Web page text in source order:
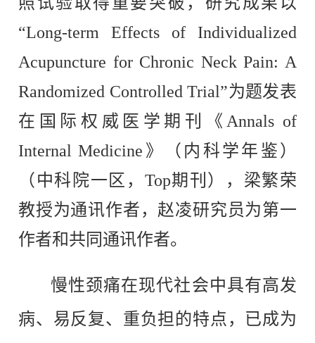
“Long-term Effects of Individualized
Acupuncture for Chronic Neck Pain: A
Randomized Controlled Trial”为题发表
在国际权威医学期刊《Annals of
Internal Medicine 》（内科学年鉴）
（中科院一区，Top期刊），梁繁荣
教授为通讯作者，赵凌研究员为第一
作者和共同通讯作者。
慢性颈痛在现代社会中具有高发
病、易反复、重负担的特点，已成为